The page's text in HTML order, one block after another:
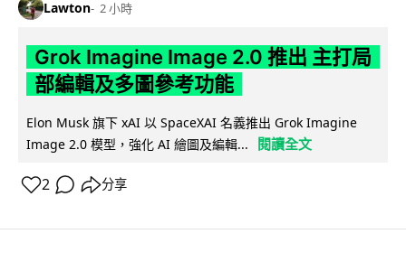
Lawton 2 小時
Grok Imagine Image 2.0 推出 主打局
部編輯及多圖參考功能
Elon Musk 旗下 xAI 以 SpaceXAI 名義推出 Grok Imagine
Image 2.0 模型，強化 AI 繪圖及編輯...
閱讀全文
2 分享